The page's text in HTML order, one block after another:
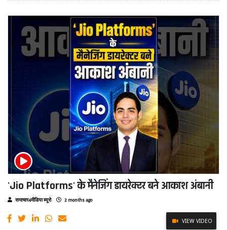
'Jio Platforms' के मैनेजिंग डायरेक्टर बने आकाश अंबानी
समाचार4मीडिया ब्यूरो 2 months ago
VIEW VIDEO